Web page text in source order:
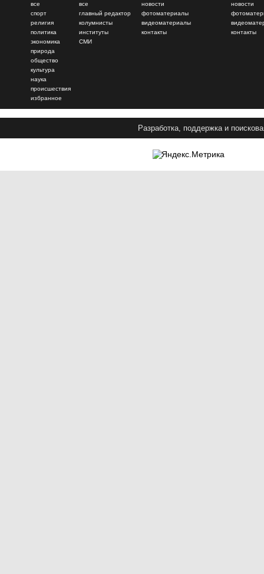
все
спорт
религия
политика
экономика
природа
общество
культура
наука
происшествия
избранное
все
главный редактор
колумнисты
институты
СМИ
новости
фотоматериалы
видеоматериалы
контакты
новости
контакты
Разработка, поддержка и